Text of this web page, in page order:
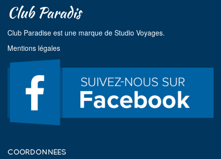
Club Paradis
Club Paradise est une marque de Studio Voyages.
Mentions légales
COORDONNÉES